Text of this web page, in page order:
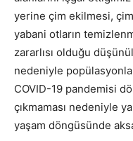
yerine çim ekilmesi, çim
yabani otların
zararlısı olduğu
nedeniyle
COVID-19 pandemisi
çıkmaması nedeniyle
yaşam döngüsünde